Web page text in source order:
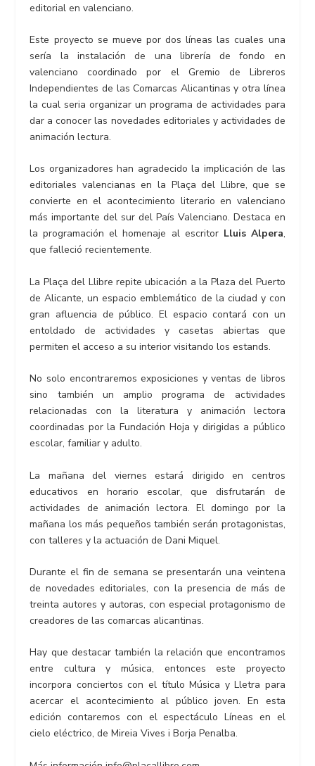
editorial en valenciano.
Este proyecto se mueve por dos líneas las cuales una
sería la instalación de una librería de fondo en
valenciano coordinado por el Gremio de Libreros
Independientes de las Comarcas Alicantinas y otra línea
la cual seria organizar un programa de actividades para
dar a conocer las novedades editoriales y actividades de
animación lectura.
Los organizadores han agradecido la implicación de las
editoriales valencianas en la Plaça del Llibre, que se
convierte en el acontecimiento literario en valenciano
más importante del sur del País Valenciano. Destaca en
la programación el homenaje al escritor Lluis Alpera,
que falleció recientemente.
La Plaça del Llibre repite ubicación a la Plaza del Puerto
de Alicante, un espacio emblemático de la ciudad y con
gran afluencia de público. El espacio contará con un
entoldado de actividades y casetas abiertas que
permiten el acceso a su interior visitando los estands.
No solo encontraremos exposiciones y ventas de libros
sino también un amplio programa de actividades
relacionadas con la literatura y animación lectora
coordinadas por la Fundación Hoja y dirigidas a público
escolar, familiar y adulto.
La mañana del viernes estará dirigido en centros
educativos en horario escolar, que disfrutarán de
actividades de animación lectora. El domingo por la
mañana los más pequeños también serán protagonistas,
con talleres y la actuación de Dani Miquel.
Durante el fin de semana se presentarán una veintena
de novedades editoriales, con la presencia de más de
treinta autores y autoras, con especial protagonismo de
creadores de las comarcas alicantinas.
Hay que destacar también la relación que encontramos
entre cultura y música, entonces este proyecto
incorpora conciertos con el título Música y Lletra para
acercar el acontecimiento al público joven. En esta
edición contaremos con el espectáculo Líneas en el
cielo eléctrico, de Mireia Vives i Borja Penalba.